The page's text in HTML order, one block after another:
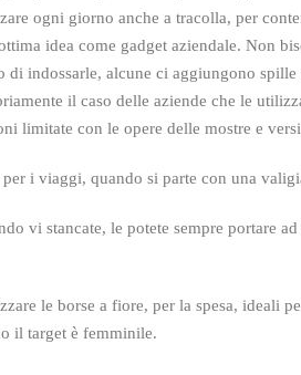
ogni giorno anche a tracolla, per
idea come gadget aziendale. Non
indossarle, alcune ci aggiungono
il caso delle aziende che le
limitate con le opere delle mostre e
i viaggi, quando si parte con una
vi stancate, le potete sempre
le borse a fiore, per la spesa,
il target è femminile.